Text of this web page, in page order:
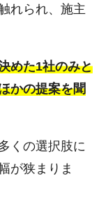
れられ、施主
めた1社のみと
かの提案を聞
くの選択肢に
が狭まりま